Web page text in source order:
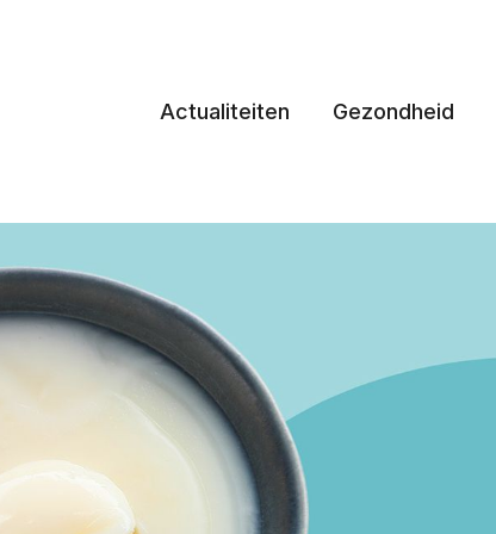
Actualiteiten Gezondheid